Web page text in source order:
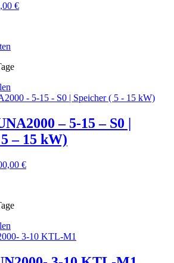
€
Produkt
mehrere
Varianten
auf.
Optionen
können
Produktseite
werden
– 5-15 – S0 |
– 15 kW)
€
Produkt
mehrere